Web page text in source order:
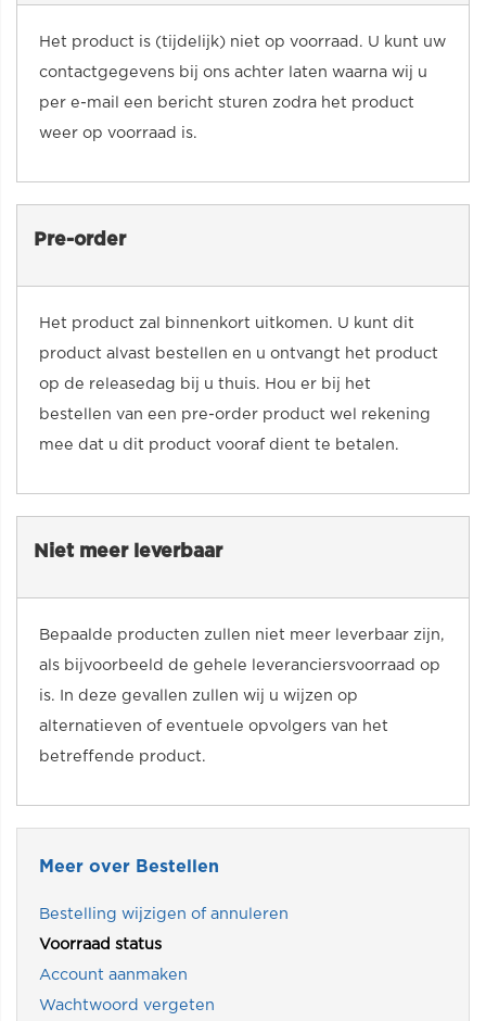
Het product is (tijdelijk) niet op voorraad. U kunt uw
contactgegevens bij ons achter laten waarna wij u
per e-mail een bericht sturen zodra het product
weer op voorraad is.
Pre-order
Het product zal binnenkort uitkomen. U kunt dit
product alvast bestellen en u ontvangt het product
op de releasedag bij u thuis. Hou er bij het
bestellen van een pre-order product wel rekening
mee dat u dit product vooraf dient te betalen.
Niet meer leverbaar
Bepaalde producten zullen niet meer leverbaar zijn,
als bijvoorbeeld de gehele leveranciersvoorraad op
is. In deze gevallen zullen wij u wijzen op
alternatieven of eventuele opvolgers van het
betreffende product.
Meer over Bestellen
Bestelling wijzigen of annuleren
Voorraad status
Account aanmaken
Wachtwoord vergeten